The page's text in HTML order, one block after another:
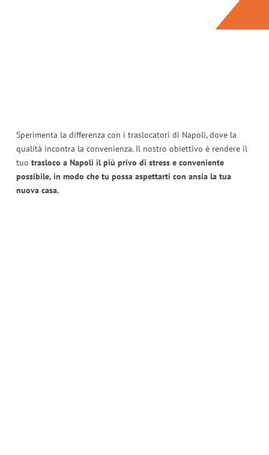
Sperimenta la differenza con i traslocatori di Napoli, dove la
qualità incontra la convenienza. Il nostro obiettivo è rendere il
tuo trasloco a Napoli il più privo di stress e conveniente
possibile, in modo che tu possa aspettarti con ansia la tua
nuova casa.